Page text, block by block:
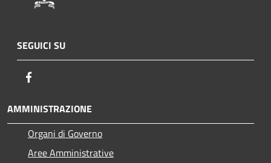
SEGUICI SU
AMMINISTRAZIONE
Organi di Governo
Aree Amministrative